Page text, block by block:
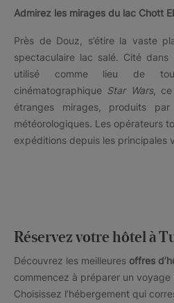
Admirez les mirages du lac Chott
Près de Douz, s’étire la vaste
spectaculaire lac salé. Cité
utilisé comme lieu de
cinématographique Star Wars, ce
étranges mirages, produits
météorologiques. Les opérateurs
expéditions depuis les principales
Réservez votre hôtel à
Découvrez les meilleures offres
commencez à préparer un voyage
Choisissez l’hébergement qui